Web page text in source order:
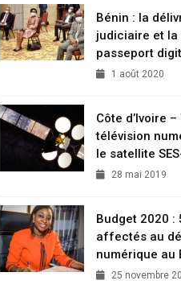
Bénin : la
judiciaire et la
passeport
1 août 2020
Côte d’Ivoire
télévision
le satellite
28 mai 2019
Budget 2020 :
affectés au
numérique au
25 novembre